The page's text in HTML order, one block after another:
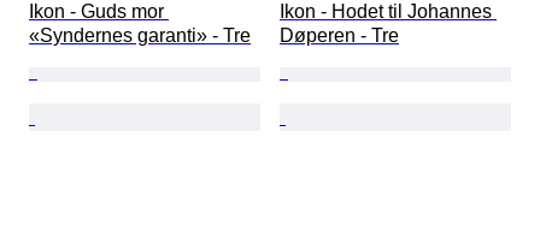
Ikon - Guds mor
«Syndernes garanti» - Tre
Ikon - Hodet til Johannes
Døperen - Tre